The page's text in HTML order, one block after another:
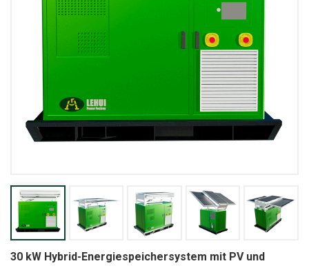
30 kW Hybrid-Energiespeichersystem mit PV und